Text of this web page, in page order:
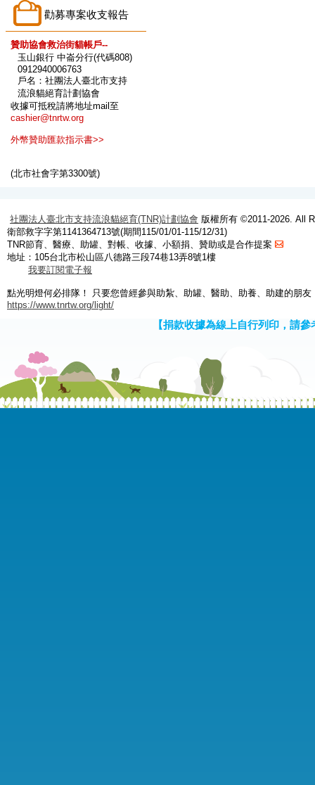
勸募專案收支報告
贊助協會救治街貓帳戶--
玉山銀行 中崙分行(代碼808)
0912940006763
戶名：社團法人臺北市支持
流浪貓絕育計劃協會
收據可抵稅請將地址mail至
cashier@tnrtw.org
外幣贊助匯款指示書>>
(北市社會字第3300號)
社團法人臺北市支持流浪貓絕育(TNR)計劃協會 版權所有 ©2011-2026. All
衛部救字字第1141364713號(期間115/01/01-115/12/31)
TNR節育、醫療、助罐、對帳、收據、小額捐、贊助或是合作提案
地址：105台北市松山區八德路三段74巷13弄8號1樓
我要訂閱電子報
點光明燈何必排隊！ 只要您曾經參與助紮、助罐、醫助、助養、助建的朋
https://www.tnrtw.org/light/
【捐款收據為線上自行列印，請參